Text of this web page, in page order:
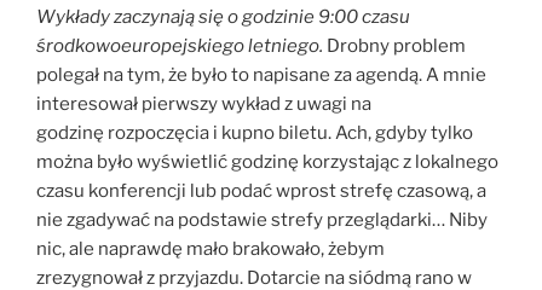
Wykłady zaczynają się o godzinie 9:00 czasu
środkowoeuropejskiego letniego. Drobny problem
polegał na tym, że było to napisane za agendą. A mnie
interesował pierwszy wykład z uwagi na
godzinę rozpoczęcia i kupno biletu. Ach, gdyby tylko
można było wyświetlić godzinę korzystając z lokalnego
czasu konferencji lub podać wprost strefę czasową, a
nie zgadywać na podstawie strefy przeglądarki… Niby
nic, ale naprawdę mało brakowało, żebym
zrezygnował z przyjazdu. Dotarcie na siódmą rano w